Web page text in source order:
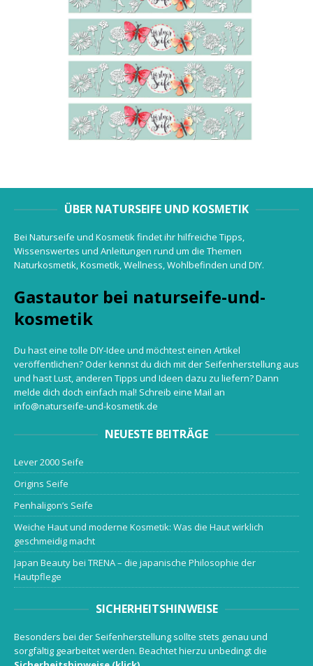
ÜBER NATURSEIFE UND KOSMETIK
Bei Naturseife und Kosmetik findet ihr hilfreiche Tipps,
Wissenswertes und Anleitungen rund um die Themen
Naturkosmetik, Kosmetik, Wellness, Wohlbefinden und DIY.
Gastautor bei naturseife-und-
kosmetik
Du hast eine tolle DIY-Idee und möchtest einen Artikel
veröffentlichen? Oder kennst du dich mit der Seifenherstellung aus
und hast Lust, anderen Tipps und Ideen dazu zu liefern? Dann
melde dich doch einfach mal! Schreib eine Mail an
info@naturseife-und-kosmetik.de
NEUESTE BEITRÄGE
Lever 2000 Seife
Origins Seife
Penhaligon’s Seife
Weiche Haut und moderne Kosmetik: Was die Haut wirklich
geschmeidig macht
Japan Beauty bei TRENA – die japanische Philosophie der
Hautpflege
SICHERHEITSHINWEISE
Besonders bei der Seifenherstellung sollte stets genau und
sorgfältig gearbeitet werden. Beachtet hierzu unbedingt die